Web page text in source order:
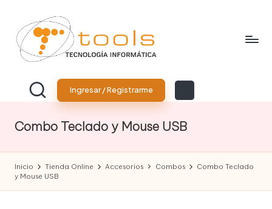
contenido
o
l
s
T
tienda
Ingresar / Registrarme
Combo Teclado y Mouse USB
Inicio Tienda Online Accesorios Combos
Combo Teclado
y Mouse USB